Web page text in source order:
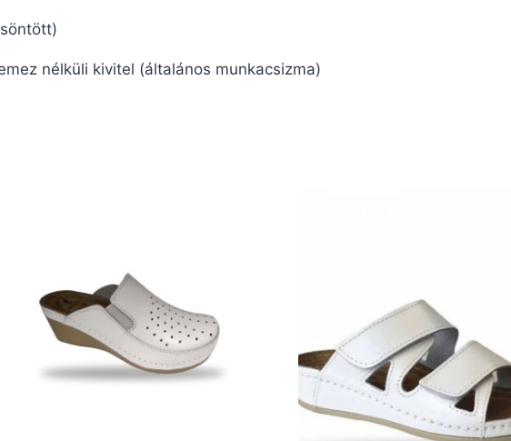
nélküli kivitel (általános munkacsizma)